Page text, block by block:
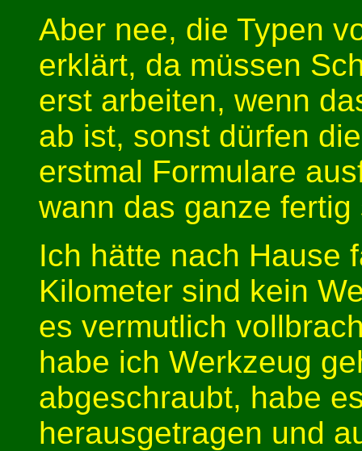
Aber nee, die Typen
erklärt, da müssen
erst arbeiten, wenn
ab ist, sonst dürfen
erstmal Formulare
wann das ganze fertig
Ich hätte nach Hause
Kilometer sind kein
es vermutlich
habe ich Werkzeug
abgeschraubt, habe
herausgetragen und